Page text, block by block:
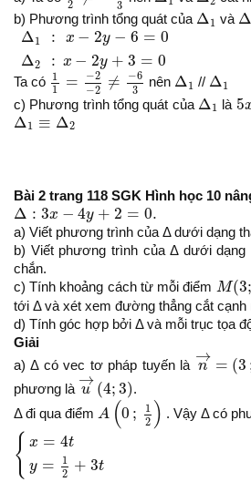
2
3
b) Phương trình tổng quát của Δ1
Δ và Δ
Δ
Δ1 : x − 2y − 6 = 0
Δ2 : x − 2y + 3 = 0
Δ1 x−2y− 6=0Δ2:x−2y+ 3=0
Ta có 1
1
= −2
−2 ≠ −6
3
1 1= −2 ≠− 63
nên Δ1
Δ // Δ1
Δ1
c) Phương trình tổng quát của Δ1
Δ là 5
5
Δ1 ≡ Δ2
Δ ≡Δ
Bài 2 trang 118 SGK Hình học 10
Δ : 3x − 4y + 2 = 0.
Δ 3 x−4 +2= 0.
a) Viết phương trình của Δ dưới dạng
b) Viết phương trình của Δ dưới dạng
chắn.
c) Tính khoảng cách từ mỗi điểm M(3;
M(3;
tới Δ và xét xem đường thẳng cắt cạnh
d) Tính góc hợp bởi Δ và mỗi trục tọa
Giải
a) Δ có vec tơ pháp tuyến là
→
n = (3
n→
phương là
→
u (4;3)
u→ 4 )
.
Δ đi qua điểm A (0 ;
1
2 )
A (0 1 )
. Vậy Δ có
{ x = 4t
y =
1
2 + 3t
x =